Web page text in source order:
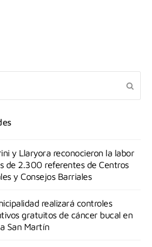
y Llaryora reconocieron la labor
de 2.300 referentes de Centros
y Consejos Barriales
realizará controles
gratuitos de cáncer bucal en
San Martín